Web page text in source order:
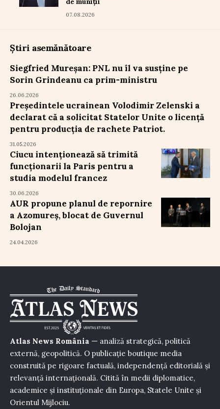
07.08.2026
Știri asemănătoare
Siegfried Mureșan: PNL nu îl va susține pe
Sorin Grindeanu ca prim-ministru
26.06.2026
Președintele ucrainean Volodimir Zelenski a
declarat că a solicitat Statelor Unite o licență
pentru producția de rachete Patriot.
31.05.2026
Ciucu intenționează să trimită
funcționarii la Paris pentru a
studia modelul francez
30.06.2026
AUR propune planul de repornire
a Azomureș, blocat de Guvernul
Bolojan
24.04.2026
Atlas News România — analiză strategică, politică
externă, geopolitică. O publicație boutique media
construită pe rigoare factuală, independență editorială și
relevanță internațională. Citită în medii diplomatice,
academice și instituționale din Europa, Statele Unite și
Orientul Mijlociu.